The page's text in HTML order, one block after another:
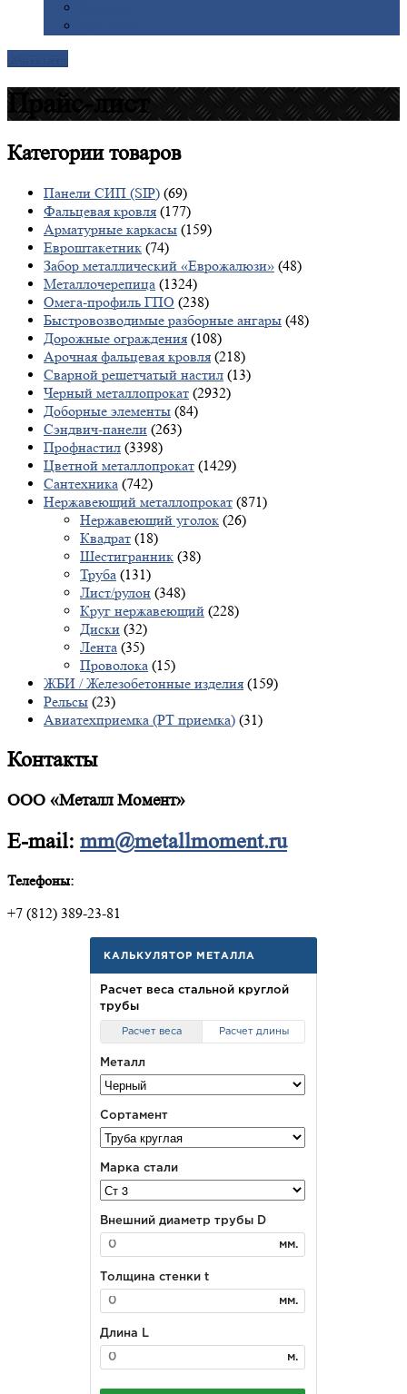
Прайс-лист
Категориитоваров
Панели СИП (SIP) (69)
Фальцевая кровля (177)
Арматурные каркасы (159)
Евроштакетник (74)
Забор металлический «Еврожалюзи» (48)
Металлочерепица (1324)
Омега-профиль ГПО (238)
Быстровозводимые разборные ангары (48)
Дорожные ограждения (108)
Арочная фальцевая кровля (218)
Сварной решетчатый настил (13)
Черный металлопрокат (2932)
Доборные элементы (84)
Сэндвич-панели (263)
Профнастил (3398)
Цветной металлопрокат (1429)
Сантехника (742)
Нержавеющий металлопрокат (871)
Нержавеющий уголок (26)
Квадрат (18)
Шестигранник (38)
Труба (131)
Лист/рулон (348)
Круг нержавеющий (228)
Диски (32)
Лента (35)
Проволока (15)
ЖБИ / Железобетонные изделия (159)
Рельсы (23)
Авиатехприемка (РТ приемка) (31)
Контакты
ООО «Металл Момент»
E-mail: mm@metallmoment.ru
Телефоны:
+7 (812) 389-23-81